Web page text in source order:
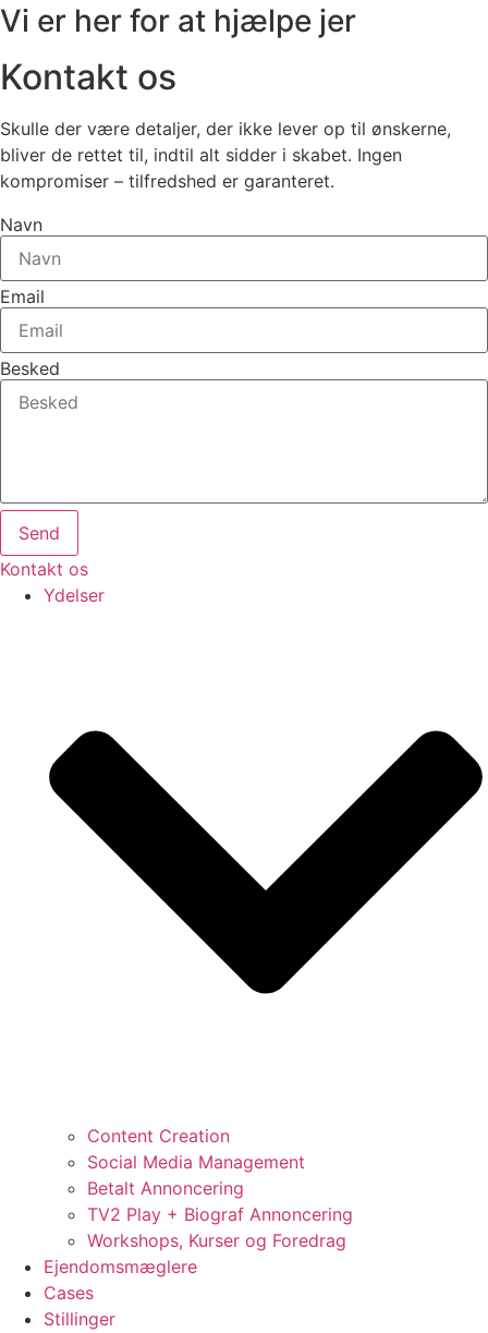
Vi er her for at hjælpe jer
Kontakt os
Skulle der være detaljer, der ikke lever op til ønskerne,
bliver de rettet til, indtil alt sidder i skabet. Ingen
kompromiser – tilfredshed er garanteret.
Navn
Email
Besked
Send
Kontakt os
Ydelser
Content Creation
Social Media Management
Betalt Annoncering
TV2 Play + Biograf Annoncering
Workshops, Kurser og Foredrag
Ejendomsmæglere
Cases
Stillinger